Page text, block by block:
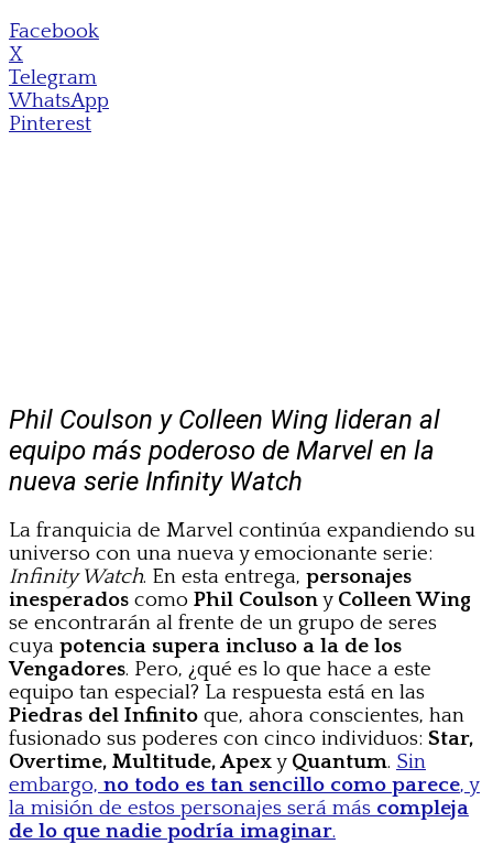
Facebook
X
Telegram
WhatsApp
Pinterest
Phil Coulson y Colleen Wing lideran al
equipo más poderoso de Marvel en la
nueva serie Infinity Watch
La franquicia de Marvel continúa expandiendo su
universo con una nueva y emocionante serie:
Infinity Watch. En esta entrega, personajes
inesperados como Phil Coulsony Colleen Wing
se encontrarán al frente de un grupo de seres
cuya potencia supera incluso a la de los
Vengadores. Pero, ¿qué es lo que hace a este
equipo tan especial? La respuesta está en las
Piedras del Infinito que, ahora conscientes, han
fusionado sus poderes con cinco individuos: Star,
Overtime, Multitude, Apexy Quantum. Sin
embargo, no todo es tan sencillo como parece, y
la misión de estos personajes será más compleja
de lo que nadie podría imaginar.